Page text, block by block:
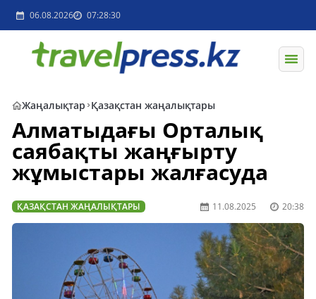
06.08.2026 07:28:30
Жаңалықтар Қазақстан жаңалықтары
Алматыдағы Орталық
саябақты жаңғырту
жұмыстары жалғасуда
ҚАЗАҚСТАН ЖАҢАЛЫҚТАРЫ 11.08.2025 20:38